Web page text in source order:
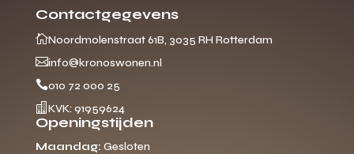
Contactgegevens
Noordmolenstraat 61B, 3035 RH Rotterdam
info@kronoswonen.nl
010 72 000 25
 KVK: 91959624
Openingstijden
Maandag: Gesloten